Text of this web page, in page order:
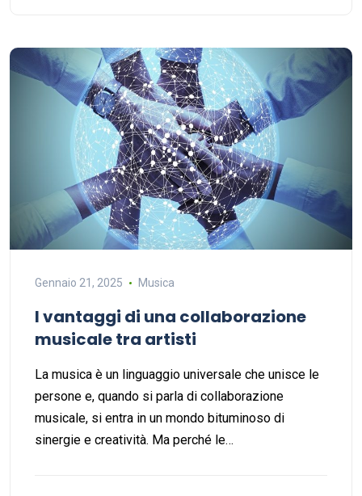
Gennaio 21, 2025 Musica
I vantaggi di una collaborazione
musicale tra artisti
La musica è un linguaggio universale che unisce le
persone e, quando si parla di collaborazione
musicale, si entra in un mondo bituminoso di
sinergie e creatività. Ma perché le…